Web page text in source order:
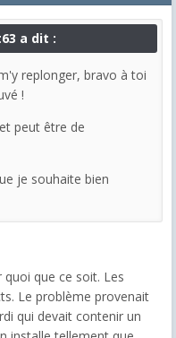
a dit :
replonger, bravo à toi
!
peut être de
je souhaite bien
quoi que ce soit. Les
Le problème provenait
qui devait contenir un